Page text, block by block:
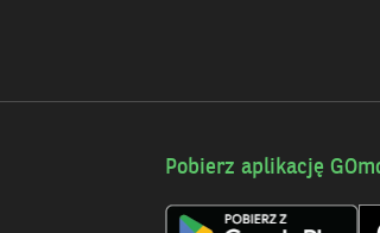
Pobierz aplikację